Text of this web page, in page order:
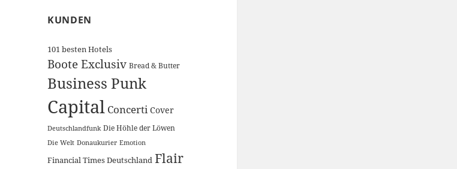
KUNDEN
101 besten Hotels
Boote Exclusiv Bread & Butter
Business Punk
Capital Concerti Cover
Deutschlandfunk Die Höhle der Löwen
Die Welt Donaukurier Emotion
Financial Times Deutschland Flair